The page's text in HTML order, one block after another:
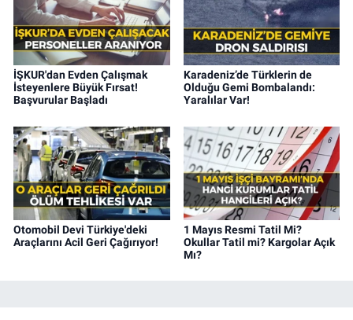
İŞKUR'dan Evden Çalışmak
İsteyenlere Büyük Fırsat!
Başvurular Başladı
Karadeniz’de Türklerin de
Olduğu Gemi Bombalandı:
Yaralılar Var!
Otomobil Devi Türkiye'deki
Araçlarını Acil Geri Çağırıyor!
1 Mayıs Resmi Tatil Mi?
Okullar Tatil mi? Kargolar Açık
Mı?